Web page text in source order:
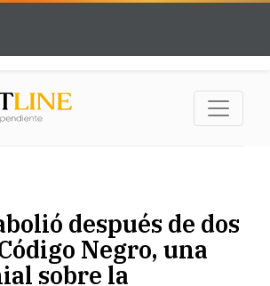
después de dos
Negro, una
sobre la